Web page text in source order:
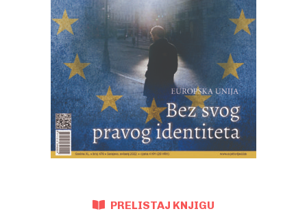
Ostalo
Web portal Svjetlo riječi
Create Account
PRELISTAJ KNJIGU